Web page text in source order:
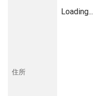
住所
Loading...